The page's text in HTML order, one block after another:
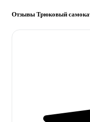
Отзывы Трюковый